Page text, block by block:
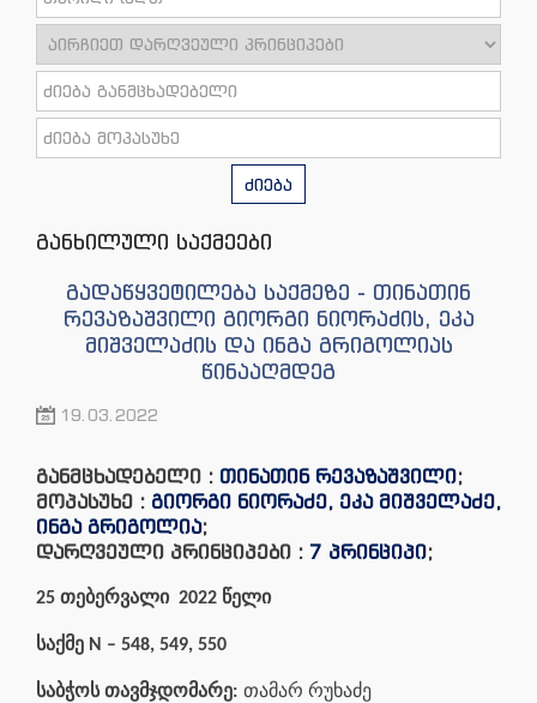
ძიება
განხილული საქმეები
გადაწყვეტილება საქმეზე - თინათინ
რევაზაშვილი გიორგი ნიორაძის, ეკა
მიშველაძის და ინგა გრიგოლიას
წინააღმდეგ
19.03.2022
განმცხადებელი : თინათინ რევაზაშვილი;
მოპასუხე : გიორგი ნიორაძე, ეკა მიშველაძე,
ინგა გრიგოლია;
დარღვეული პრინციპები : 7 პრინციპი;
25 თებერვალი 2022 წელი
საქმე N – 548, 549, 550
საბჭოს თავმჯდომარე: თამარ რუხაძე